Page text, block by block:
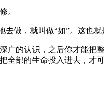
。
做，就叫做“如”。这也就
认识，之后你才能把
部的生命投入进去，才